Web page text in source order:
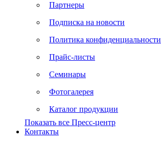
Партнеры
Подписка на новости
Политика конфиденциальности
Прайс-листы
Семинары
Фотогалерея
Каталог продукции
Показать все Пресс-центр
Контакты